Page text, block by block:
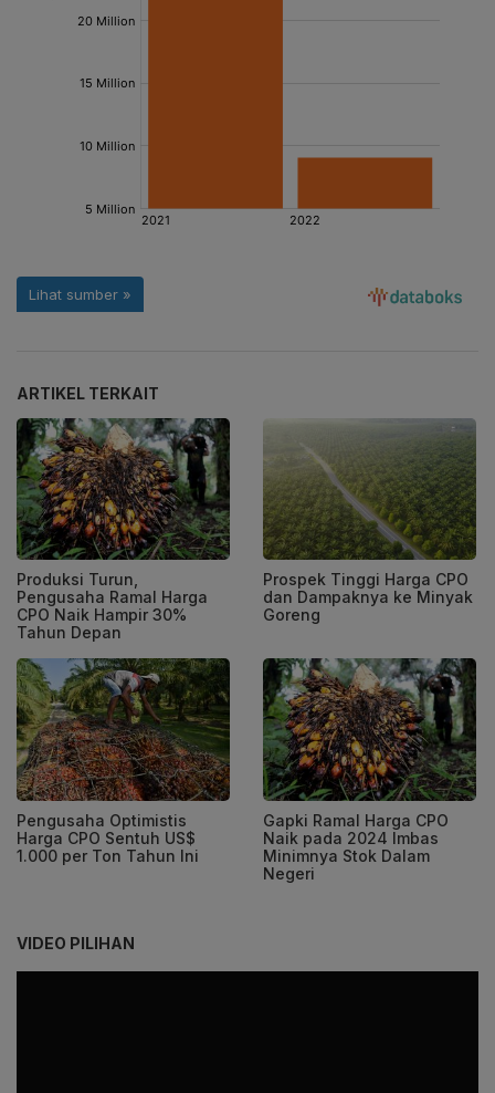
ARTIKEL TERKAIT
Produksi Turun,
Pengusaha Ramal Harga
CPO Naik Hampir 30%
Tahun Depan
Prospek Tinggi Harga CPO
dan Dampaknya ke Minyak
Goreng
Pengusaha Optimistis
Harga CPO Sentuh US$
1.000 per Ton Tahun Ini
Gapki Ramal Harga CPO
Naik pada 2024 Imbas
Minimnya Stok Dalam
Negeri
VIDEO PILIHAN